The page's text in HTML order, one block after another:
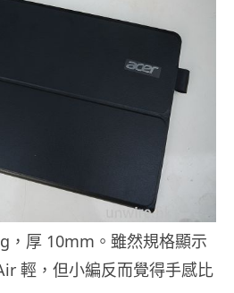
厚 10mm。雖然規格顯示
輕，但小編反而覺得手感比